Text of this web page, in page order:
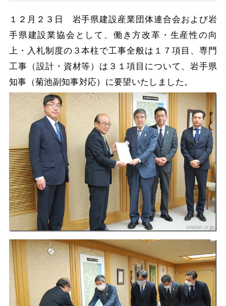
１２月２３日 岩手県建設産業団体連合会および岩
手県建設業協会として、働き方改革・生産性の向
上・入札制度の３本柱で工事全般は１７項目、専門
工事（設計・資材等）は３１項目について、岩手県
知事（菊池副知事対応）に要望いたしました。